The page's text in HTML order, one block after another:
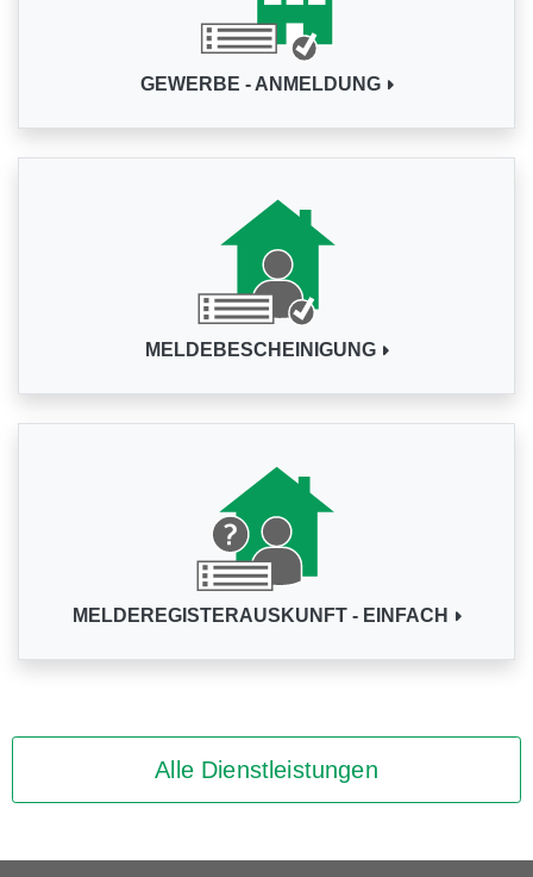
GEWERBE - ANMELDUNG
MELDEBESCHEINIGUNG
MELDEREGISTERAUSKUNFT - EINFACH
Alle Dienstleistungen